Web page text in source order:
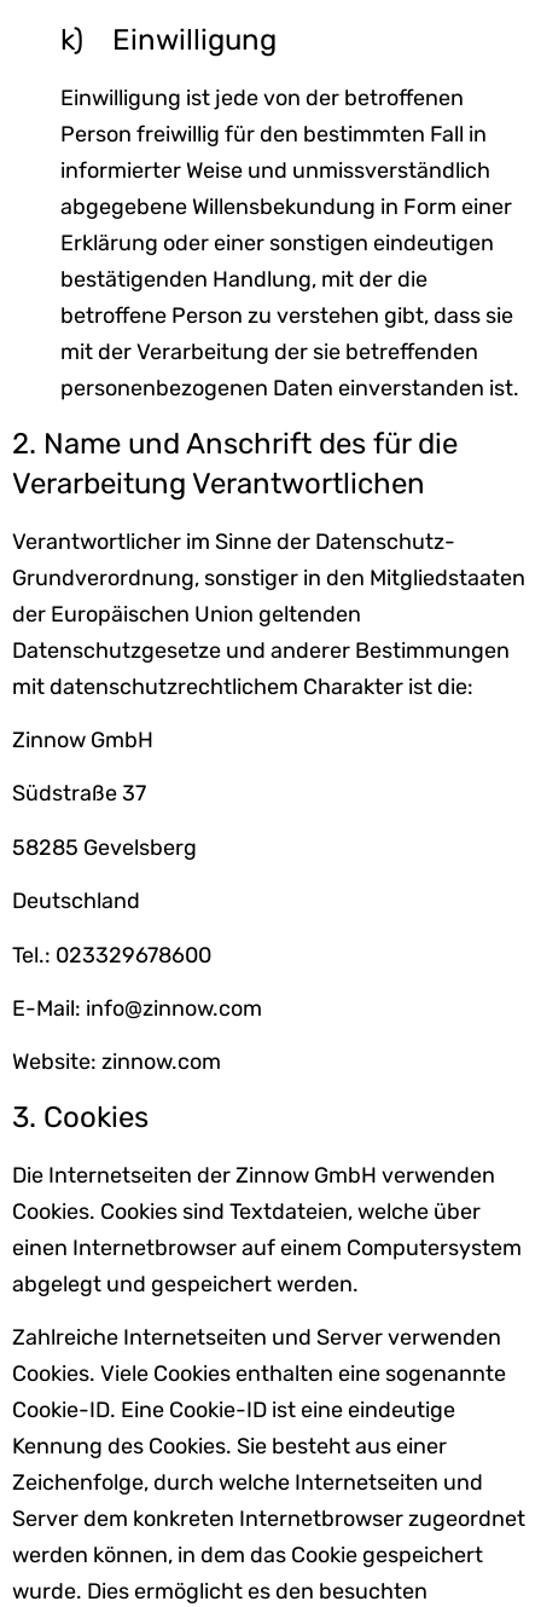
k) Einwilligung
Einwilligung ist jede von der betroffenen
Person freiwillig für den bestimmten Fall in
informierter Weise und unmissverständlich
abgegebene Willensbekundung in Form einer
Erklärung oder einer sonstigen eindeutigen
bestätigenden Handlung, mit der die
betroffene Person zu verstehen gibt, dass sie
mit der Verarbeitung der sie betreffenden
personenbezogenen Daten einverstanden ist.
2. Name und Anschrift des für die
Verarbeitung Verantwortlichen
Verantwortlicher im Sinne der Datenschutz-
Grundverordnung, sonstiger in den Mitgliedstaaten
der Europäischen Union geltenden
Datenschutzgesetze und anderer Bestimmungen
mit datenschutzrechtlichem Charakter ist die:
Zinnow GmbH
Südstraße 37
58285 Gevelsberg
Deutschland
Tel.: 023329678600
E-Mail: info@zinnow.com
Website: zinnow.com
3. Cookies
Die Internetseiten der Zinnow GmbH verwenden
Cookies. Cookies sind Textdateien, welche über
einen Internetbrowser auf einem Computersystem
abgelegt und gespeichert werden.
Zahlreiche Internetseiten und Server verwenden
Cookies. Viele Cookies enthalten eine sogenannte
Cookie-ID. Eine Cookie-ID ist eine eindeutige
Kennung des Cookies. Sie besteht aus einer
Zeichenfolge, durch welche Internetseiten und
Server dem konkreten Internetbrowser zugeordnet
werden können, in dem das Cookie gespeichert
wurde. Dies ermöglicht es den besuchten